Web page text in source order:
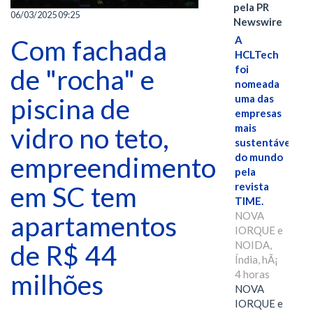
06/03/2025 09:25
Com fachada
de "rocha" e
piscina de
vidro no teto,
empreendimento
em SC tem
apartamentos
de R$ 44
milhões
pela PR
Newswire
A
HCLTech
foi
nomeada
uma das
empresas
mais
sustentáveis
do mundo
pela
revista
TIME.
NOVA
IORQUE e
NOIDA,
Índia, hÃ¡
4 horas
NOVA
IORQUE e